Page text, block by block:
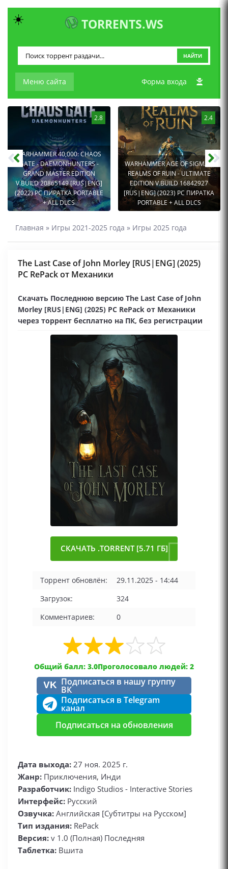
TORRENTS.WS
Меню сайта
НАЙТИ
Форма входа
2.8
WARHAMMER 40,000: CHAOS
GATE - DAEMONHUNTERS -
GRAND MASTER EDITION
V.BUILD 20865149 [RUS|ENG]
(2022) PC ПИРАТКА PORTABLE
+ ALL DLCS
2.4
WARHAMMER AGE OF SIGMAR:
REALMS OF RUIN - ULTIMATE
EDITION V.BUILD 16842927
[RUS|ENG] (2023) PC ПИРАТКА
PORTABLE + ALL DLCS
Главная » Игры 2021-2025 года » Игры 2025 года
The Last Case of John Morley [RUS|ENG] (2025)
PC RePack от Механики
Скачать Последнюю версию The Last Case of John
Morley [RUS|ENG] (2025) PC RePack от Механики
через торрент бесплатно на ПК, без регистрации
СКАЧАТЬ .TORRENT [5.71 ГБ]
Торрент обновлён:
29.11.2025 - 14:44
Загрузок:
324
Комментариев:
0
Общий балл: 3.0Проголосовало людей: 2
VK Подписаться в нашу группу
ВК
Подписаться в Telegram
канал
Подписаться на обновления
Дата выхода: 27 ноя. 2025 г.
Жанр: Приключения, Инди
Разработчик: Indigo Studios - Interactive Stories
Интерфейс: Русский
Озвучка: Английская [Субтитры на Русском]
Тип издания: RePack
Версия: v 1.0 (Полная) Последняя
Таблетка: Вшита
☀️